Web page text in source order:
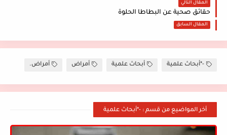
المقال التالي
حقائق صحية عن البطاطا الحلوة
المقال السابق
-*أبحاث علمية أبحاث علمية أمراض أمراض.
أخر المواضيع من قسم : -*أبحاث علمية